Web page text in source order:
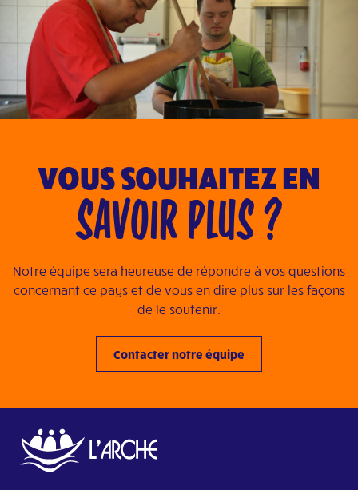
Il Chicco
Visitez le site Web
L’Arche Vilnius Community
Visitez le site Web
L’Arche Kaunas Community
De Ark Gouda
Visitez le site Web
Udruga Korablja – L’Arche Zagreb
L’Arche Benediktus
Visitez le site Web
De Ark Antwerpen
Visitez le site Web
VOUS SOUHAITEZ EN
SAVOIR PLUS ?
Notre équipe sera heureuse de répondre à vos questions
concernant ce pays et de vous en dire plus sur les façons
de le soutenir.
Contacter notre équipe